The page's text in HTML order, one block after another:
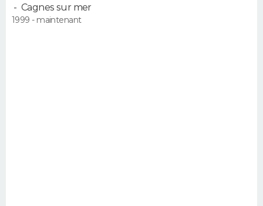
- Cagnes sur mer
1999 - maintenant